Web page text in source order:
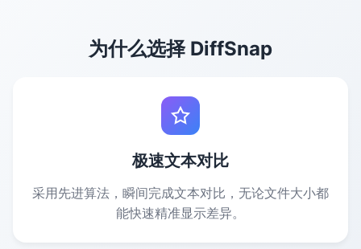
为什么选择 DiffSnap
极速文本对比
采用先进算法，瞬间完成文本对比，无论文件大小都
能快速精准显示差异。